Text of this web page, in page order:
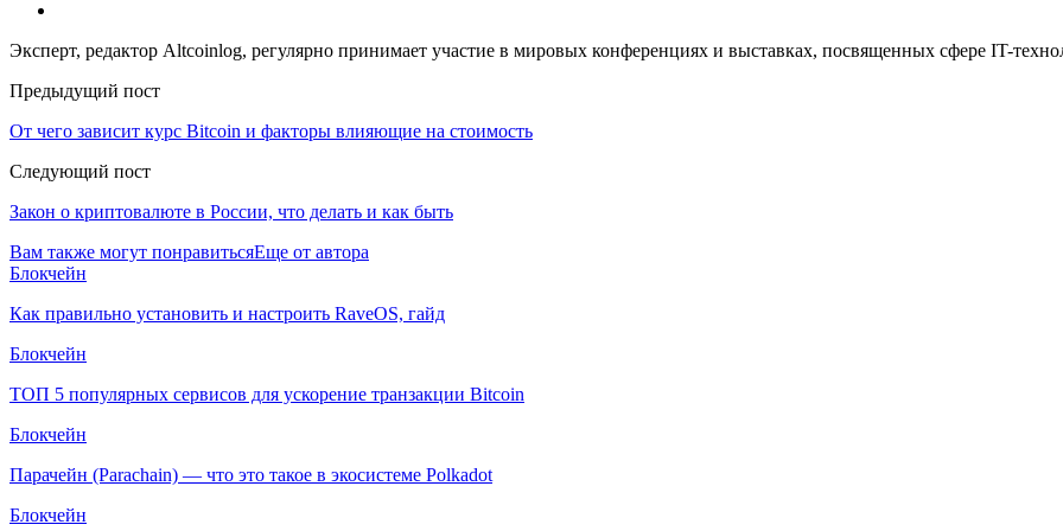
Эксперт, редактор Altcoinlog, регулярно принимает участие в мировых конференциях и выставках, посвященных сфере IT-
Предыдущий пост
От чего зависит курс Bitcoin и факторы влияющие на стоимость
Следующий пост
Закон о криптовалюте в России, что делать и как быть
Вам также могут понравитьсяЕще от автора
Блокчейн
Как правильно установить и настроить RaveOS, гайд
Блокчейн
ТОП 5 популярных сервисов для ускорение транзакции Bitcoin
Блокчейн
Парачейн (Parachain) — что это такое в экосистеме Polkadot
Блокчейн